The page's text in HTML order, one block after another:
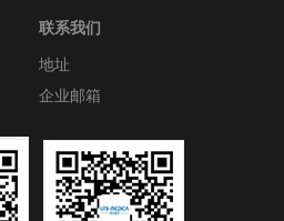
联系我们
地址
企业邮箱